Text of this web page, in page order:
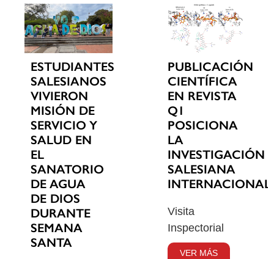
ESTUDIANTES
SALESIANOS
VIVIERON
MISIÓN DE
SERVICIO Y
SALUD EN
EL
SANATORIO
DE AGUA
DE DIOS
DURANTE
SEMANA
SANTA
PUBLICACIÓN
CIENTÍFICA
EN REVISTA
Q1
POSICIONA
LA
INVESTIGACIÓN
SALESIANA
Visita
Inspectorial
VER MÁS